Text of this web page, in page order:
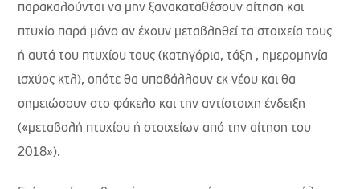
παρακαλούνται να μην ξανακαταθέσουν αίτηση και
πτυχίο παρά μόνο αν έχουν μεταβληθεί τα στοιχεία τους
ή αυτά του πτυχίου τους (κατηγόρια, τάξη , ημερομηνία
ισχύος κτλ), οπότε θα υποβάλλουν εκ νέου και θα
σημειώσουν στο φάκελο και την αντίστοιχη ένδειξη
(«μεταβολή πτυχίου ή στοιχείων από την αίτηση του
2018»).